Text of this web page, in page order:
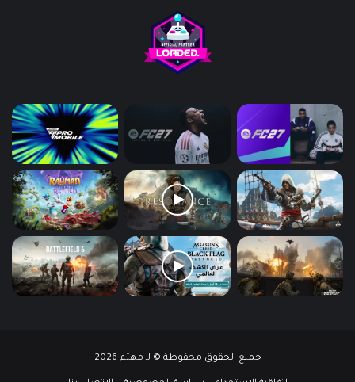
جميع الحقوق محفوظة © لـ مهتم 2026